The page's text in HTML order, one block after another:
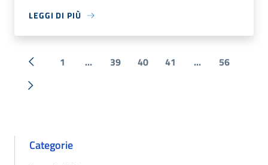
LEGGI DI PIÙ
« Precedente
1 ... 39 40 41 ... 56
Successiva »
Categorie